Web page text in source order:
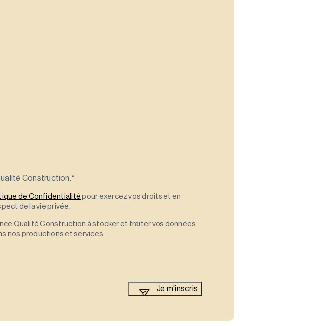
Construction.*
de Confidentialité pour exercez vos droits et en
de la vie privée.
Qualité Construction à stocker et traiter vos données
nos productions et services.